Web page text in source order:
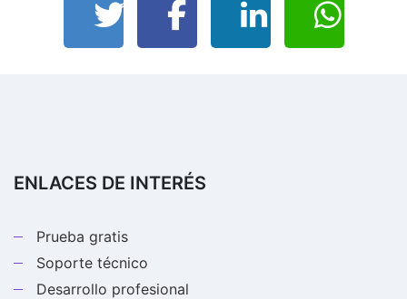
ENLACES DE INTERÉS
Prueba gratis
Soporte técnico
Desarrollo profesional